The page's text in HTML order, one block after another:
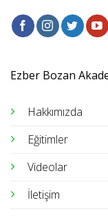
Ezber Bozan
Hakkımızda
Eğitimler
Videolar
İletişim